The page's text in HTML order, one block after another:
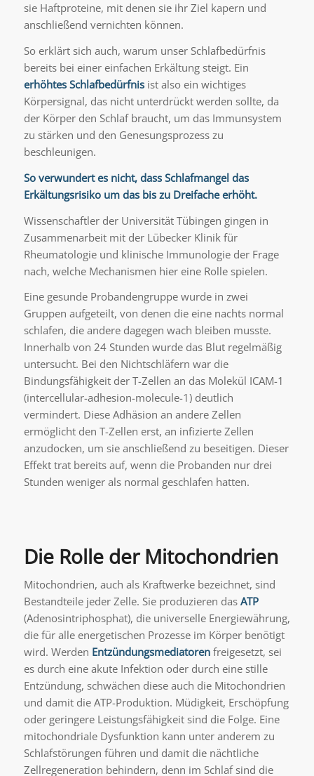
sie Haftproteine, mit denen sie ihr Ziel kapern und
anschließend vernichten können.
So erklärt sich auch, warum unser Schlafbedürfnis
bereits bei einer einfachen Erkältung steigt. Ein
erhöhtes Schlafbedürfnisist also ein wichtiges
Körpersignal, das nicht unterdrückt werden sollte, da
der Körper den Schlaf braucht, um das Immunsystem
zu stärken und den Genesungsprozess zu
beschleunigen.
So verwundert es nicht, dass Schlafmangel das
Erkältungsrisiko um das bis zu Dreifache erhöht.
Wissenschaftler der Universität Tübingen gingen in
Zusammenarbeit mit der Lübecker Klinik für
Rheumatologie und klinische Immunologie der Frage
nach, welche Mechanismen hier eine Rolle spielen.
Eine gesunde Probandengruppe wurde in zwei
Gruppen aufgeteilt, von denen die eine nachts normal
schlafen, die andere dagegen wach bleiben musste.
Innerhalb von 24 Stunden wurde das Blut regelmäßig
untersucht. Bei den Nichtschläfern war die
Bindungsfähigkeit der T-Zellen an das Molekül ICAM-1
(intercellular-adhesion-molecule-1) deutlich
vermindert. Diese Adhäsion an andere Zellen
ermöglicht den T-Zellen erst, an infizierte Zellen
anzudocken, um sie anschließend zu beseitigen. Dieser
Effekt trat bereits auf, wenn die Probanden nur drei
Stunden weniger als normal geschlafen hatten.
Die Rolle der Mitochondrien
Mitochondrien, auch als Kraftwerke bezeichnet, sind
Bestandteile jeder Zelle. Sie produzieren das ATP
(Adenosintriphosphat), die universelle Energiewährung,
die für alle energetischen Prozesse im Körper benötigt
wird. Werden Entzündungsmediatorenfreigesetzt, sei
es durch eine akute Infektion oder durch eine stille
Entzündung, schwächen diese auch die Mitochondrien
und damit die ATP-Produktion. Müdigkeit, Erschöpfung
oder geringere Leistungsfähigkeit sind die Folge. Eine
mitochondriale Dysfunktion kann unter anderem zu
Schlafstörungen führen und damit die nächtliche
Zellregeneration behindern, denn im Schlaf sind die